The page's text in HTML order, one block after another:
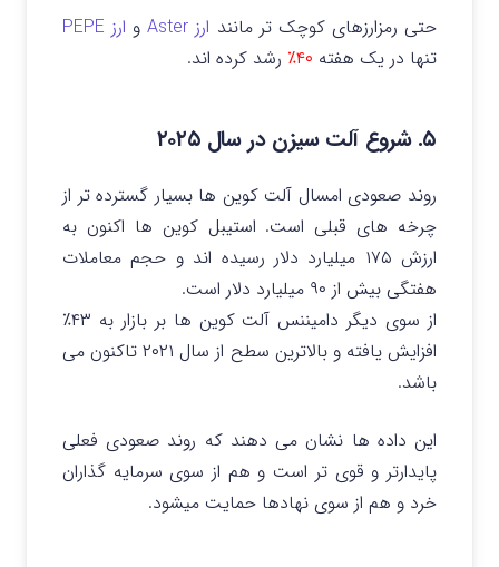
حتی رمزارزهای کوچک تر مانند ارز Aster و ارز PEPE
تنها در یک هفته ۴۰٪ رشد کرده اند.
۵. شروع آلت سیزن در سال ۲۰۲۵
روند صعودی امسال آلت کوین ها بسیار گسترده تر از
چرخه های قبلی است. استیبل کوین ها اکنون به
ارزش ۱۷۵ میلیارد دلار رسیده اند و حجم معاملات
هفتگی بیش از ۹۰ میلیارد دلار است.
از سوی دیگر دامیننس آلت کوین ها بر بازار به ۴۳٪
افزایش یافته و بالاترین سطح از سال ۲۰۲۱ تاکنون می
باشد.
این داده ها نشان می دهند که روند صعودی فعلی
پایدارتر و قوی تر است و هم از سوی سرمایه گذاران
خرد و هم از سوی نهادها حمایت میشود.